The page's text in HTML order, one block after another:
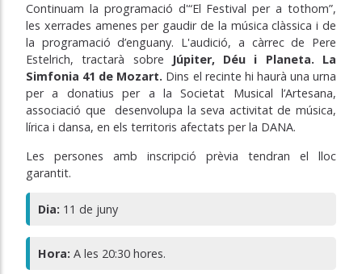
Continuam la programació d'“El Festival per a tothom”,
les xerrades amenes per gaudir de la música clàssica i de
la programació d’enguany. L'audició, a càrrec de Pere
Estelrich, tractarà sobre
Júpiter, Déu i Planeta. La
Simfonia 41 de Mozart. Dins el recinte hi haurà una urna
per a donatius per a la Societat Musical l’Artesana,
associació que desenvolupa la seva activitat de música,
lírica i dansa, en els territoris afectats per la DANA.
Les persones amb inscripció prèvia tendran el lloc
garantit.
Dia: 11 de juny
Hora: A les 20:30 hores.